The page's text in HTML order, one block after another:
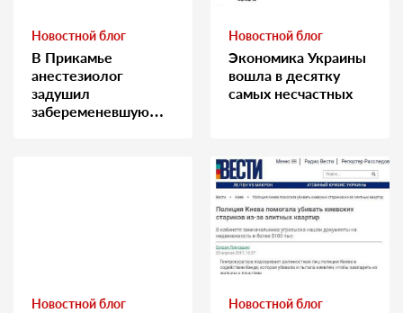
Новостной блог
В Прикамье
анестезиолог
задушил
забеременевшую
Новостной блог
Экономика Украины
вошла в десятку
самых несчастных
Новостной блог Новостной блог